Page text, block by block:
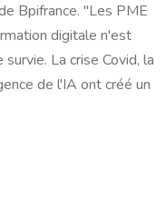
Bpifrance. "Les PME
digitale n'est
La crise Covid, la
de l'IA ont créé un